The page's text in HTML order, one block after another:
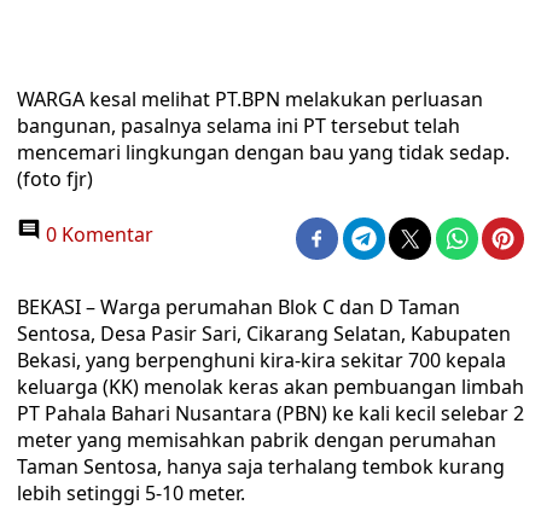
WARGA kesal melihat PT.BPN melakukan perluasan
bangunan, pasalnya selama ini PT tersebut telah
mencemari lingkungan dengan bau yang tidak sedap.
(foto fjr)
0 Komentar
BEKASI – Warga perumahan Blok C dan D Taman
Sentosa, Desa Pasir Sari, Cikarang Selatan, Kabupaten
Bekasi, yang berpenghuni kira-kira sekitar 700 kepala
keluarga (KK) menolak keras akan pembuangan limbah
PT Pahala Bahari Nusantara (PBN) ke kali kecil selebar 2
meter yang memisahkan pabrik dengan perumahan
Taman Sentosa, hanya saja terhalang tembok kurang
lebih setinggi 5-10 meter.